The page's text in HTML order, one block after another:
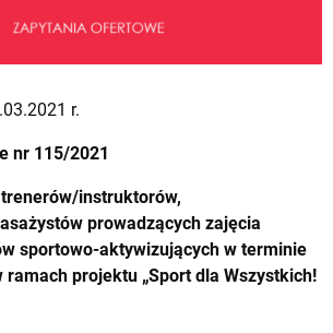
r.
nr 115/2021
instruktorów,
prowadzących zajęcia
sportowo-aktywizujących w terminie
projektu „Sport dla Wszystkich!